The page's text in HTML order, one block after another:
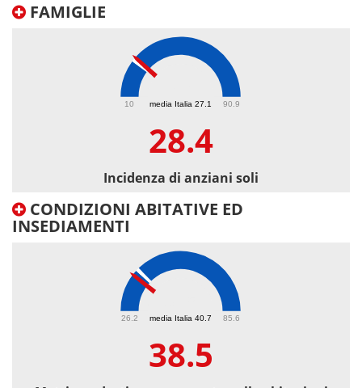
FAMIGLIE
media Italia 27.1
10 90.9
28.4
Incidenza di anziani soli
CONDIZIONI ABITATIVE ED
INSEDIAMENTI
media Italia 40.7
26.2 85.6
38.5